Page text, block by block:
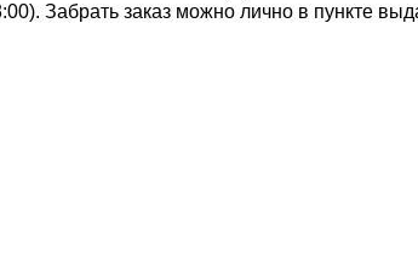
Забрать заказ можно лично в пункте